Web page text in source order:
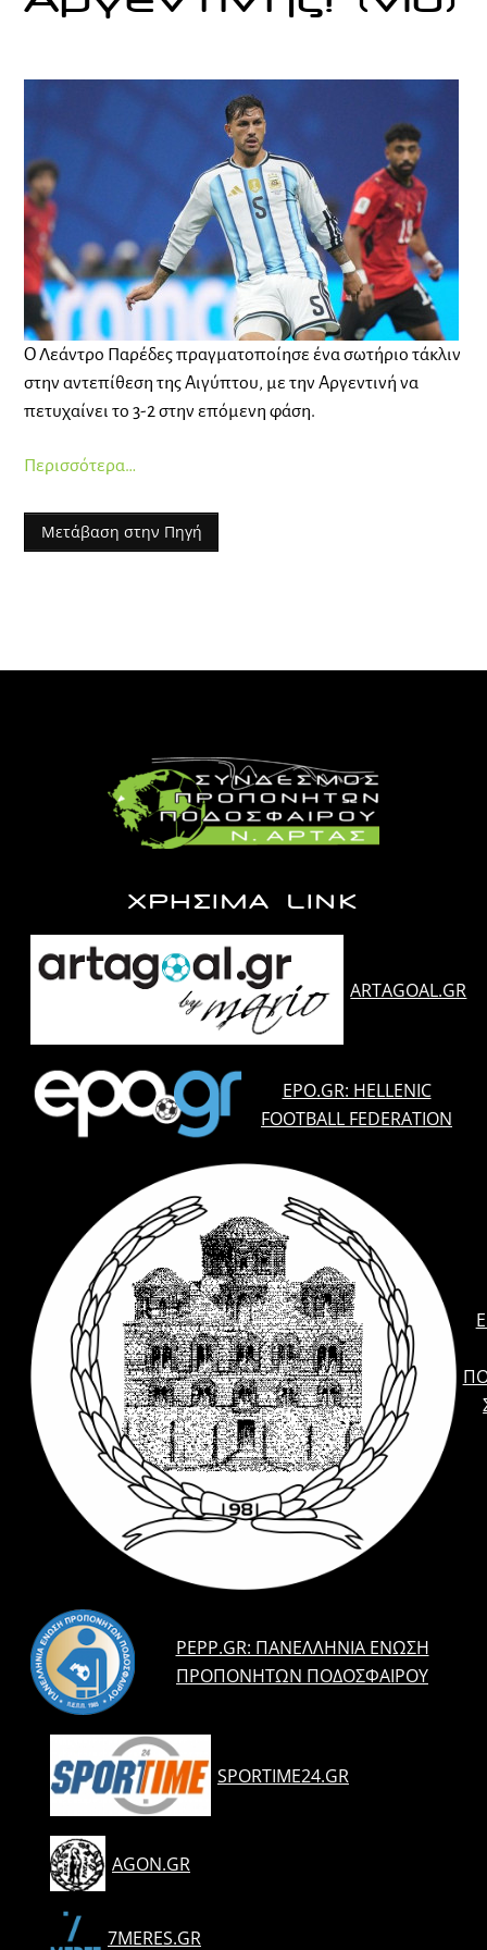
Ο Λεάντρο Παρέδες πραγματοποίησε ένα σωτήριο τάκλιν
στην αντεπίθεση της Αιγύπτου, με την Αργεντινή να
πετυχαίνει το 3-2 στην επόμενη φάση.
Περισσότερα…
Μετάβαση στην Πηγή
ΧΡΗΣΙΜΑ LINK
ARTAGOAL.GR
EPO.GR: HELLENIC
FOOTBALL FEDERATION
PEPP.GR: ΠΑΝΕΛΛΉΝΙΑ ΈΝΩΣΗ
ΠΡΟΠΟΝΗΤΏΝ ΠΟΔΟΣΦΑΊΡΟΥ
SPORTIME24.GR
AGON.GR
7MERES.GR